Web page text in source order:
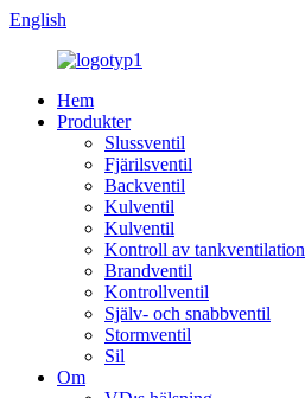
English
Hem
Produkter
Slussventil
Fjärilsventil
Backventil
Kulventil
Kulventil
Kontroll av tankventilation
Brandventil
Kontrollventil
Själv- och snabbventil
Stormventil
Sil
Om